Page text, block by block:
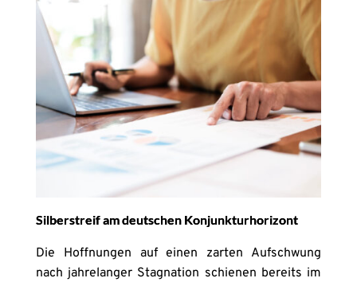
Silberstreif am deutschen Konjunkturhorizont
Die Hoffnungen auf einen zarten Aufschwung
nach jahrelanger Stagnation schienen bereits im